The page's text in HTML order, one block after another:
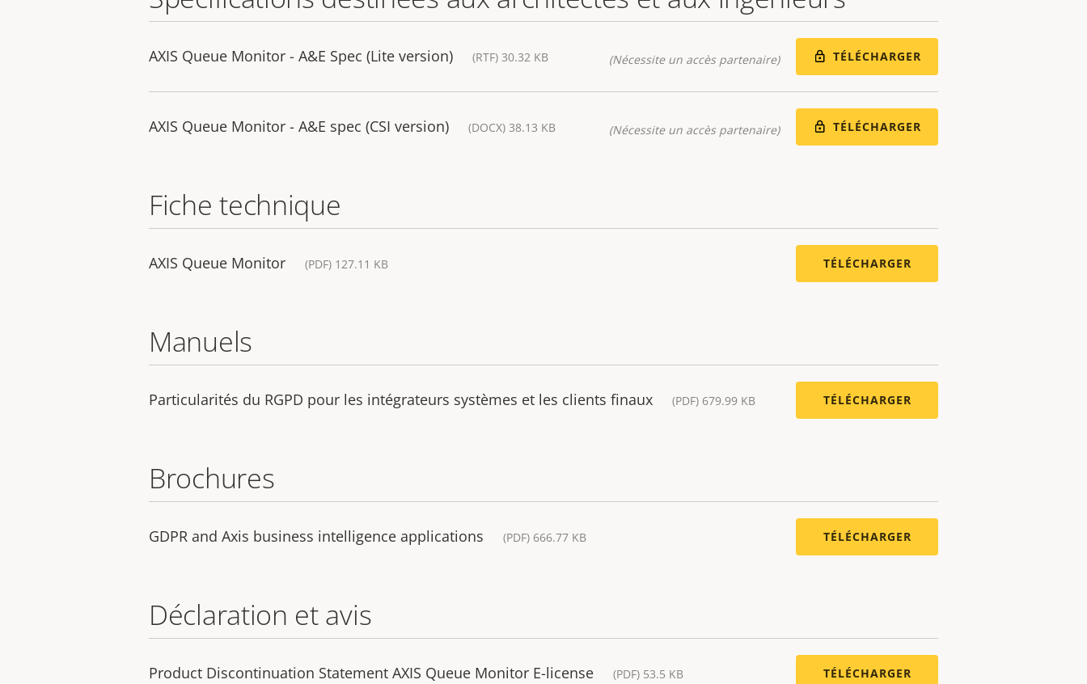
AXIS Queue Monitor - A&E Spec (Lite version) (RTF) 30.32 KB (Nécessite un accès partenaire) TÉLÉCHARGER
AXIS Queue Monitor - A&E spec (CSI version) (DOCX) 38.13 KB (Nécessite un accès partenaire) TÉLÉCHARGER
Fiche technique
AXIS Queue Monitor (PDF) 127.11 KB TÉLÉCHARGER
Manuels
Particularités du RGPD pour les intégrateurs systèmes et les clients finaux (PDF) 679.99 KB TÉLÉCHARGER
Brochures
GDPR and Axis business intelligence applications (PDF) 666.77 KB TÉLÉCHARGER
Déclaration et avis
Product Discontinuation Statement AXIS Queue Monitor E-license (PDF) 53.5 KB TÉLÉCHARGER